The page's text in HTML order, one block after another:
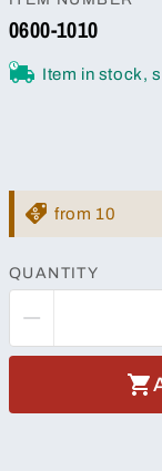
0600-1010
Item in stock,
from 10
QUANTITY